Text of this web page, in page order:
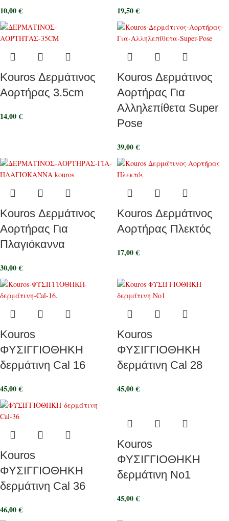
10,00€ 19,50€
Kouros Δερμάτινος
Αορτήρας 3.5cm
14,00€
Kouros Δερμάτινος
Αορτήρας Για
Αλληλεπίθετα Super
Pose
39,00€
Kouros Δερμάτινος
Αορτήρας Για
Πλαγιόκαννα
30,00€
Kouros Δερμάτινος
Αορτήρας Πλεκτός
17,00€
Kouros
ΦΥΣΙΓΓΙΟΘΗΚΗ
δερμάτινη Cal 16
45,00€
Kouros
ΦΥΣΙΓΓΙΟΘΗΚΗ
δερμάτινη Cal 28
45,00€
Kouros
ΦΥΣΙΓΓΙΟΘΗΚΗ
δερμάτινη Cal 36
46,00€
Kouros
ΦΥΣΙΓΓΙΟΘΗΚΗ
δερμάτινη Νο1
45,00€